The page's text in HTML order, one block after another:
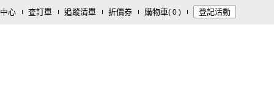
心 查訂單 追蹤清單 折價券 購物車( 0 ) 登記活動